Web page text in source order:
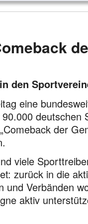
den
eine
deutschen
der
viele
zurück in die
und Verbänden
aktiv